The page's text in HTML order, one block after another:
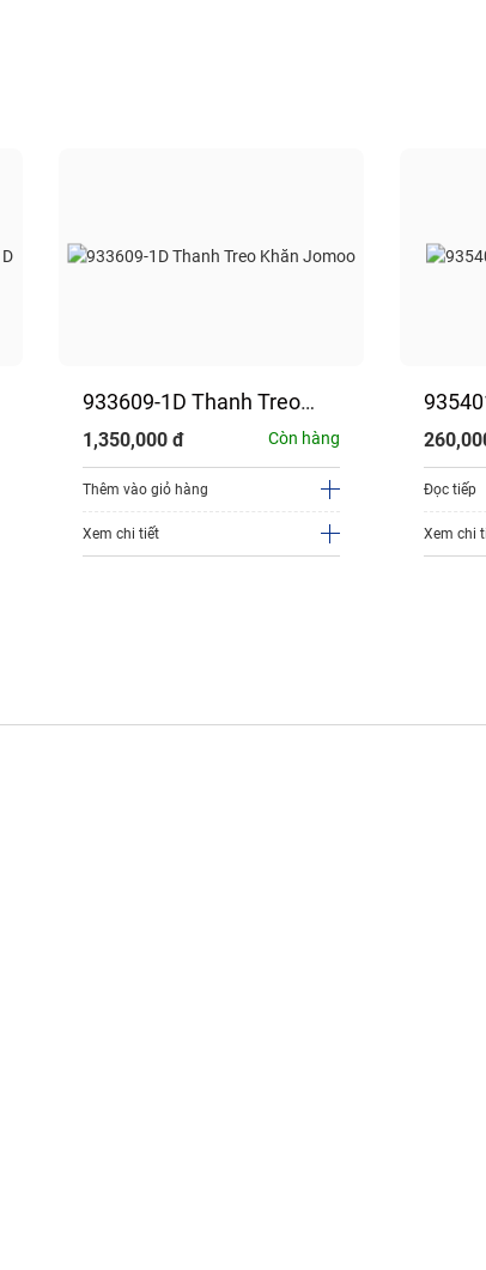
933609-1D Thanh Treo
Khăn Jomoo
1,350,000 đ Còn hàng
Thêm vào giỏ hàng
Xem chi tiết
Đọc tiếp
Xem chi